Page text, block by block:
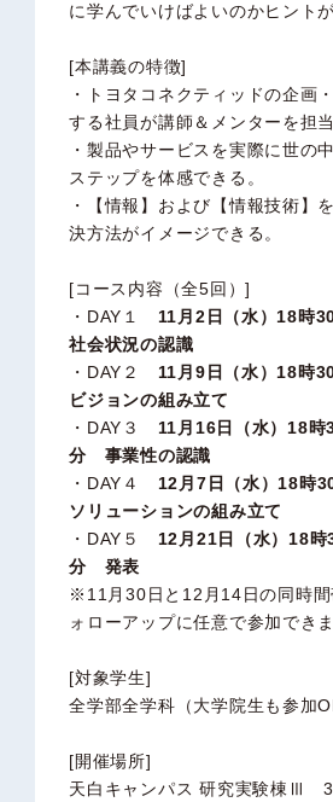
に学んでいけばよいのかヒントが
[本講義の特徴]
・トヨタコネクティッドの企画
する社員が講師＆メンターを担当
・製品やサービスを実際に世の
ステップを体感できる。
・【情報】および【情報技術】
決方法がイメージできる。
[コース内容（全5回）]
・DAY１ 11月2日（水）18時
社会状況の認識
・DAY２ 11月9日（水）18時
ビジョンの組み立て
・DAY３ 11月16日（水）18時
分 事業性の認識
・DAY４ 12月7日（水）18時
ソリューションの組み立て
・DAY５ 12月21日（水）18
分 発表
※11月30日と12月14日の同時間
ォローアップに任意で参加でき
[対象学生]
全学部全学科（大学院生も参加
[開催場所]
天白キャンパス 研究実験棟Ⅲ